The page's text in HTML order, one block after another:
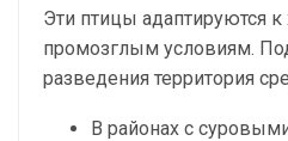
Эти птицы адаптируются
промозглым условиям.
разведения территория
В районах с